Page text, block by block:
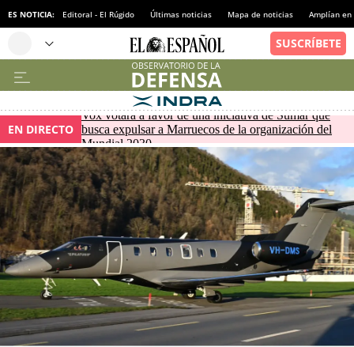
ES NOTICIA: Editoral - El Rúgido Últimas noticias Mapa de noticias Amplían
EN DIRECTO
Vox votará a favor de una iniciativa de Sumar que
busca expulsar a Marruecos de la organización del
Mundial 2030